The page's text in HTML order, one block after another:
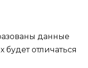
данные
будет отличаться